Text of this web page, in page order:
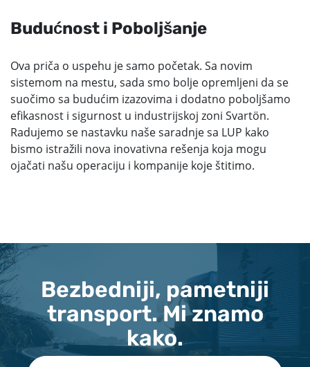
Budućnost i Poboljšanje
Ova priča o uspehu je samo početak. Sa novim
sistemom na mestu, sada smo bolje opremljeni da se
suočimo sa budućim izazovima i dodatno poboljšamo
efikasnost i sigurnost u industrijskoj zoni Svartön.
Radujemo se nastavku naše saradnje sa LUP kako
bismo istražili nova inovativna rešenja koja mogu
ojačati našu operaciju i kompanije koje štitimo.
Bezbedniji, pametniji
transport. Mi znamo
kako.